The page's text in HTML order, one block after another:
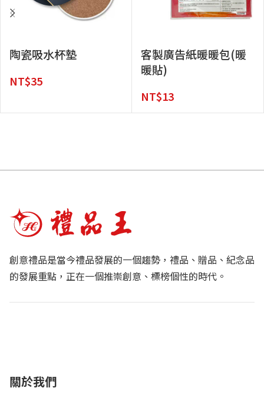
陶瓷吸水杯墊
NT$35
客製廣告紙暖暖包(暖
暖貼)
NT$13
創意禮品是當今禮品發展的一個趨勢，禮品、贈品、紀念品
的發展重點，正在一個推崇創意、標榜個性的時代。
關於我們